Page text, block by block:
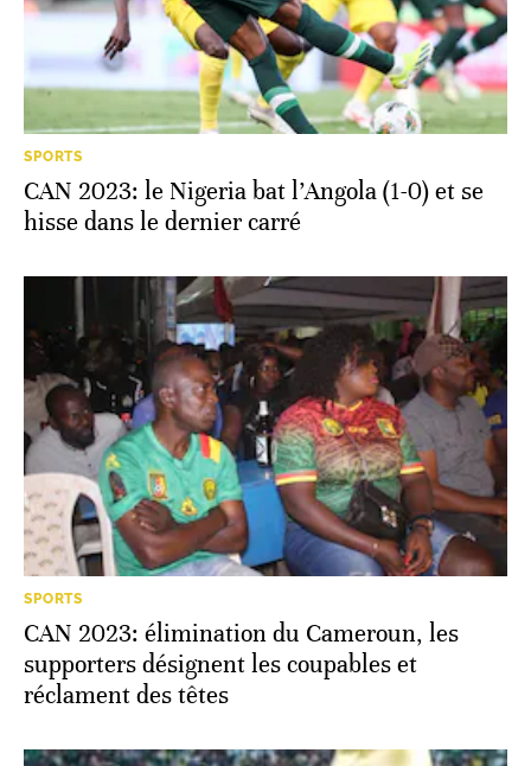
SPORTS
CAN 2023: le Nigeria bat l’Angola (1-0) et se
hisse dans le dernier carré
SPORTS
CAN 2023: élimination du Cameroun, les
supporters désignent les coupables et
réclament des têtes